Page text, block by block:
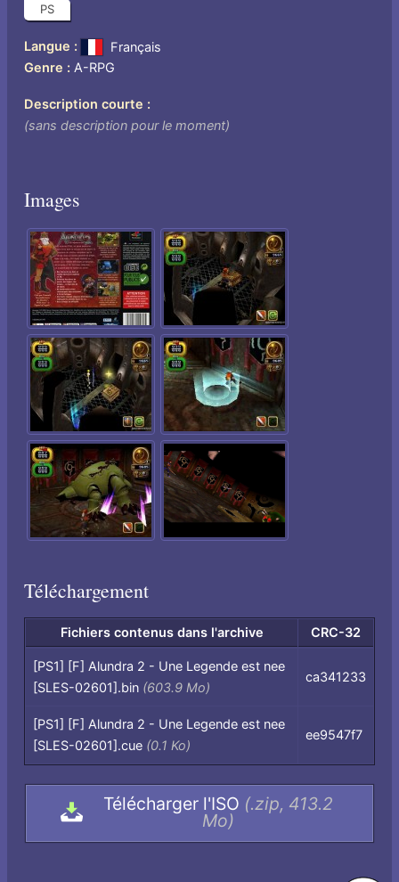
PS
Langue
Français
Genre
A-RPG
Description courte
(sans description pour le moment)
Images
Téléchargement
Fichiers
contenus
l'archive,
nom
Fichiers contenus dans l'archive CRC-32
[PS1] [F] Alundra 2 - Une Legende est nee
[SLES-02601].bin (603.9 Mo)
ca341233
[PS1] [F] Alundra 2 - Une Legende est nee
[SLES-02601].cue (0.1 Ko)
ee9547f7
Télécharger l'ISO (.zip, 413.2
Mo)